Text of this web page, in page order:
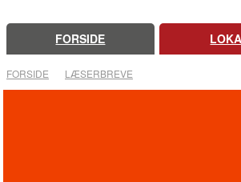
FORSIDE
FORSIDE LÆSERBREVE